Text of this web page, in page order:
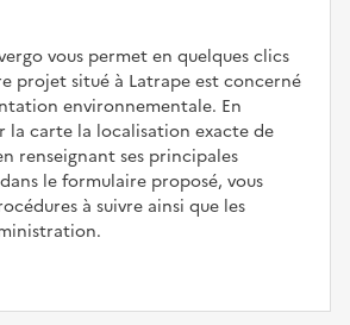
vous permet en quelques clics
projet situé à Latrape est concerné
environnementale. En
la carte la localisation exacte de
renseignant ses principales
le formulaire proposé, vous
à suivre ainsi que les